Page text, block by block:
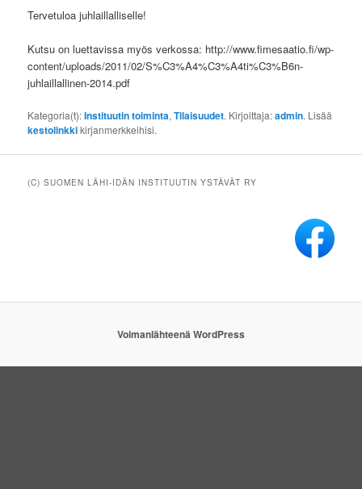
Tervetuloa juhlaillalliselle!
Kutsu on luettavissa myös verkossa: http://www.fimesaatio.fi/wp-
content/uploads/2011/02/S%C3%A4%C3%A4ti%C3%B6n-
juhlaillallinen-2014.pdf
Kategoria(t):Instituutin toiminta,Tilaisuudet. Kirjoittaja:admin. Lisää
kestolinkkikirjanmerkkeihisi.
(C) SUOMEN LÄHI-IDÄN INSTITUUTIN YSTÄVÄT RY
Voimanlähteenä WordPress